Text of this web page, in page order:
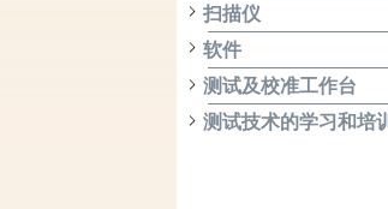
扫描仪
软件
测试及校准工作台
测试技术的学习和培训